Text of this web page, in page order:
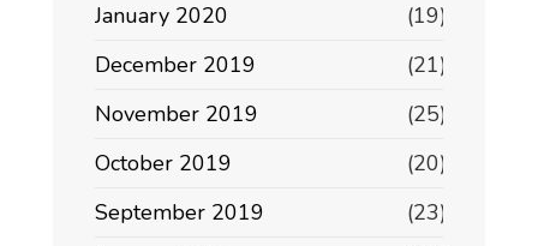
January 2020
(19)
December 2019
(21)
November 2019
(25)
October 2019
(20)
September 2019
(23)